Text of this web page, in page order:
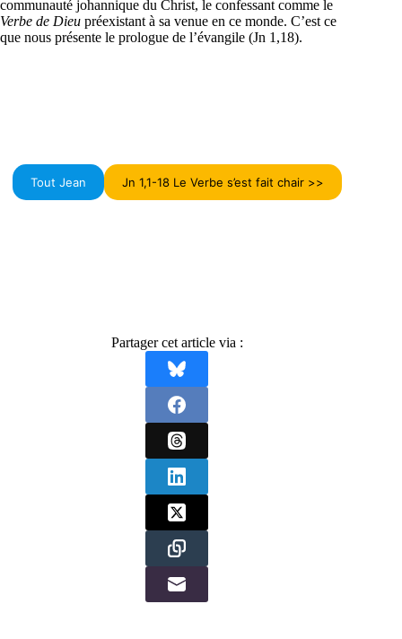
communauté johannique du Christ, le confessant comme le
Verbe de Dieu préexistant à sa venue en ce monde. C’est ce
que nous présente le prologue de l’évangile (Jn 1,18).
Tout Jean Jn 1,1-18 Le Verbe s’est fait chair >>
Partager cet article via :